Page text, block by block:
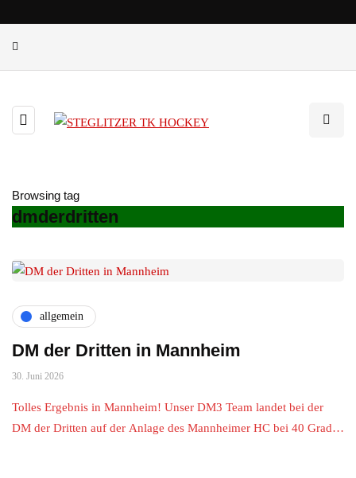
Browsing tag
dmderdritten
allgemein
DM der Dritten in Mannheim
30. Juni 2026
Tolles Ergebnis in Mannheim! Unser DM3 Team landet bei der
DM der Dritten auf der Anlage des Mannheimer HC bei 40 Grad…